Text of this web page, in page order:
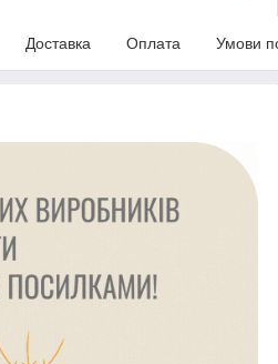
Доставка Оплата Умови